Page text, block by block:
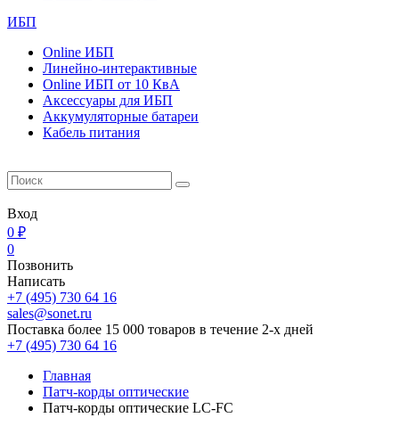
ИБП
Online ИБП
Линейно-интерактивные
Online ИБП от 10 КвА
Aксессуары для ИБП
Аккумуляторные батареи
Кабель питания
Вход
0 ₽
0
Позвонить
Написать
+7 (495) 730 64 16
sales@sonet.ru
Поставка более 15 000 товаров в течение 2-х дней
+7 (495) 730 64 16
Главная
Патч-корды оптические
Патч-корды оптические LC-FC